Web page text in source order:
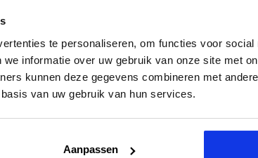
te personaliseren, om functies voor social
informatie over uw gebruik van onze site met
kunnen deze gegevens combineren met
van uw gebruik van hun services.
Aanpassen
electronic climate
Audi A3
Sportback 40 TFSIe Advanced
achteruitrijcamera
Kopen